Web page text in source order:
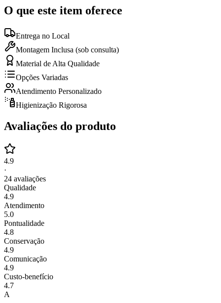
O que este item oferece
Entrega no Local
Montagem Inclusa (sob consulta)
Material de Alta Qualidade
Opções Variadas
Atendimento Personalizado
Higienização Rigorosa
Avaliações do produto
4.9
·
24 avaliações
Qualidade
4.9
Atendimento
5.0
Pontualidade
4.8
Conservação
4.9
Comunicação
4.9
Custo-benefício
4.7
A